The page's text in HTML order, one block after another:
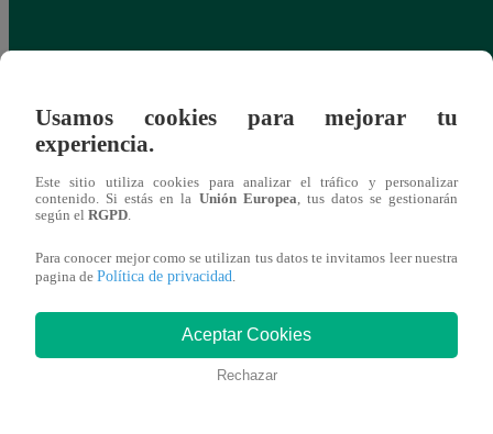
¡Imitadora de Laura Pausini se consagró
Usamos cookies para mejorar tu
experiencia.
Este sitio utiliza cookies para analizar el tráfico y personalizar
contenido. Si estás en la Unión Europea, tus datos se gestionarán
según el RGPD.
Para conocer mejor como se utilizan tus datos te invitamos leer nuestra
pagina de Política de privacidad.
Aceptar Cookies
Rechazar